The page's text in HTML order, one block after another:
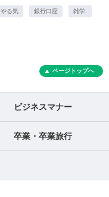
やる気 銀行口座 雑学.
ページトップへ
ビジネスマナー
卒業・卒業旅行